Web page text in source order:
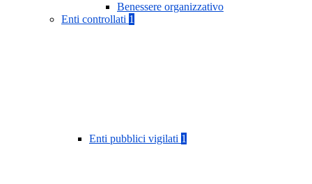
Benessere organizzativo
Enti controllati 1
Enti pubblici vigilati 1